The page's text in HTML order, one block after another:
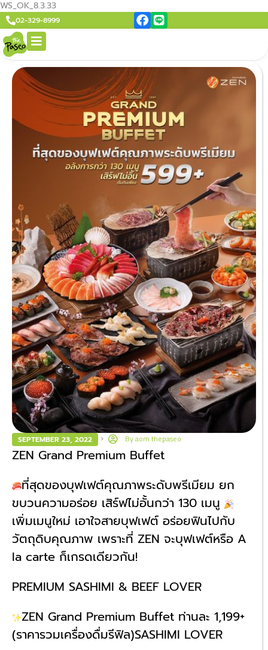
WS_OK_8.3.33
02-329-8999
SEPTEMBER 23, 2022 Byaom thepaseo
ZEN Grand Premium Buffet
ที่สุดของบุฟเฟต์คุณภาพระดับพรีเมียม ยก
ขบวนความอร่อย เสิร์ฟไม่อั้นกว่า 130 เมนู
เพิ่มเมนูใหม่ เอาใจสายบุฟเฟต์ อร่อยฟินไปกับ
วัตถุดิบคุณภาพ เพราะที่ ZEN จะบุฟเฟต์หรือ A
la carte ก็เกรดเดียวกัน!
PREMIUM SASHIMI & BEEF LOVER
ZEN Grand Premium Buffet ท่านละ 1,199+
(ราคารวมเครื่องดื่มรีฟิล)SASHIMI LOVER